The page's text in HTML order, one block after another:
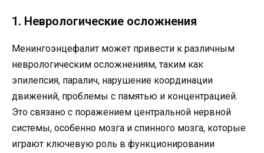
1. Неврологические осложнения
Менингоэнцефалит может привести к различным
неврологическим осложнениям, таким как
эпилепсия, паралич, нарушение координации
движений, проблемы с памятью и концентрацией.
Это связано с поражением центральной нервной
системы, особенно мозга и спинного мозга, которые
играют ключевую роль в функционировании